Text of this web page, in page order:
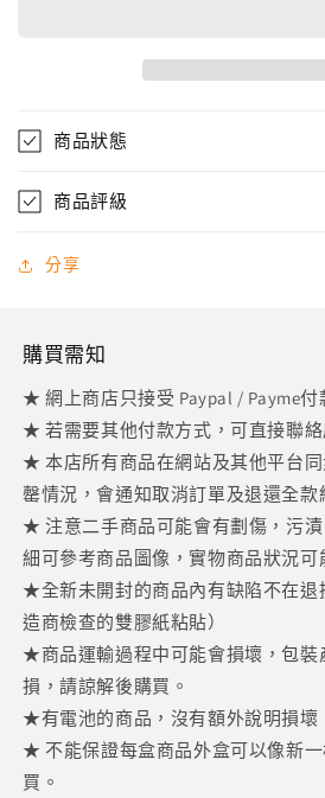
番
G
漢
數
減
少
品
增
加
商品狀態
商品評級
分享
購買需知
★ 網上商店只接受 Paypal / Payme付
★ 若需要其他付款方式，可直接聯絡
★ 本店所有商品在網站及其他平台
罄情況，會通知取消訂單及退還全款
★ 注意二手商品可能會有劃傷，污
細可參考商品圖像，實物商品狀況可
★全新未開封的商品內有缺陷不在退
造商檢查的雙膠紙粘貼）
★商品運輸過程中可能會損壞，包裝
損，請諒解後購買。
★有電池的商品，沒有額外說明損壞
★ 不能保證每盒商品外盒可以像新
買。